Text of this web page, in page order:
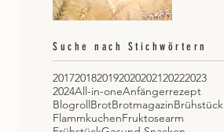
Suche nach Stichwörtern
2017201820192020202120222023
2024All-in-oneAnfängerrezept
BlogrollBrotBrotmagazinBrühstück
FlammkuchenFruktosearm